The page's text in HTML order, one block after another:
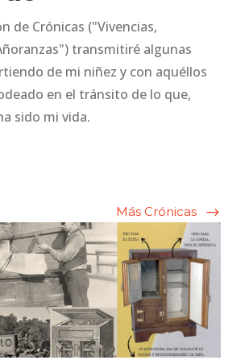
de Crónicas ("Vivencias,
transmitiré algunas
de mi niñez y con aquéllos
en el tránsito de lo que,
sido mi vida.
Más Crónicas